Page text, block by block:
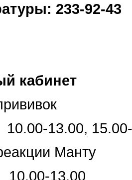
233-92-43
кабинет
13.00, 15.00-
Манту
13.00